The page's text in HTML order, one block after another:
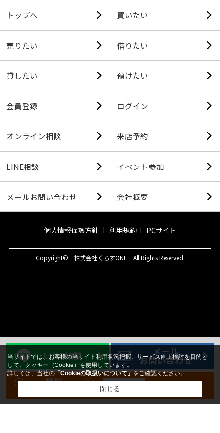
トップへ 買いたい
売りたい 借りたい
貸したい 預けたい
会員登録 ログイン
オンライン相談 来店予約
LINE相談 イベント参加
メールお問い合わせ 会社概要
個人情報保護方針 利用規約 PCサイト
LINE相談 メール
お問い合わせ
無料 新規登録
Copyright© 株式会社くらすONE All Rights Reserved.
当サイトでは、お客様の当サイト利用状況把握、サービス向上検討を目的と
して、クッキー（Cookie）を使用しています。
詳しくは、当社の「Cookieの取扱いについて」をご確認ください。
閉じる